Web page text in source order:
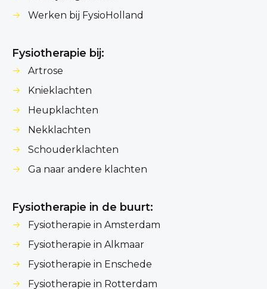
Werken bij FysioHolland
Fysiotherapie bij:
Artrose
Knieklachten
Heupklachten
Nekklachten
Schouderklachten
Ga naar andere klachten
Fysiotherapie in de buurt:
Fysiotherapie in Amsterdam
Fysiotherapie in Alkmaar
Fysiotherapie in Enschede
Fysiotherapie in Rotterdam